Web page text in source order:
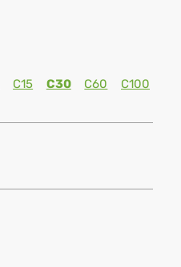
C15 C30 C60
C100